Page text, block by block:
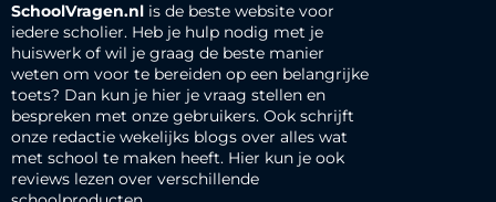
SchoolVragen.nl is de beste website voor
iedere scholier. Heb je hulp nodig met je
huiswerk of wil je graag de beste manier
weten om voor te bereiden op een belangrijke
toets? Dan kun je hier je vraag stellen en
bespreken met onze gebruikers. Ook schrijft
onze redactie wekelijks blogs over alles wat
met school te maken heeft. Hier kun je ook
reviews lezen over verschillende